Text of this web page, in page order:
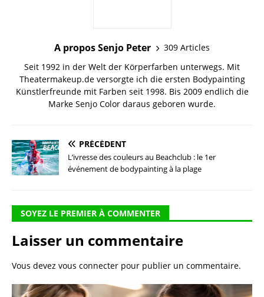
A propos Senjo Peter
309 Articles
Seit 1992 in der Welt der Körperfarben unterwegs. Mit
Theatermakeup.de versorgte ich die ersten Bodypainting
Künstlerfreunde mit Farben seit 1998. Bis 2009 endlich die
Marke Senjo Color daraus geboren wurde.
PRÉCÉDENT
L’ivresse des couleurs au Beachclub : le 1er
événement de bodypainting à la plage
SOYEZ LE PREMIER À COMMENTER
Laisser un commentaire
Vous devez vous connecter pour publier un commentaire.